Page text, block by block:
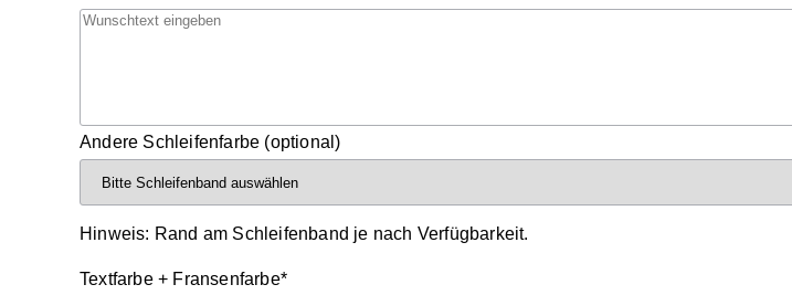
Andere Schleifenfarbe (optional)
Hinweis: Rand am Schleifenband je nach Verfügbarkeit.
Textfarbe + Fransenfarbe*